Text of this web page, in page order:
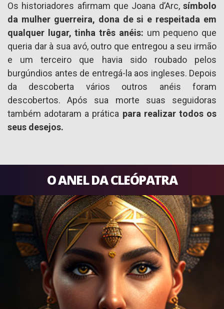
Os historiadores afirmam que Joana d’Arc, símbolo
da mulher guerreira, dona de si e respeitada em
qualquer lugar, tinha três anéis: um pequeno que
queria dar à sua avó, outro que entregou a seu irmão
e um terceiro que havia sido roubado pelos
burgúndios antes de entregá-la aos ingleses. Depois
da descoberta vários outros anéis foram
descobertos. Após sua morte suas seguidoras
também adotaram a prática para realizar todos os
seus desejos.
O ANEL DA CLEÓPATRA